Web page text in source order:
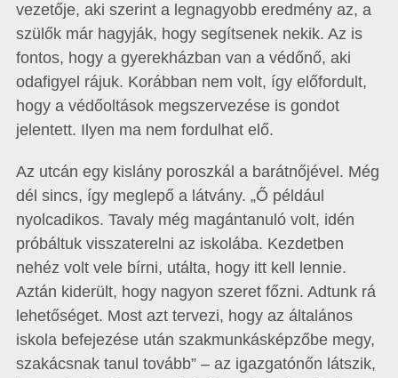
vezetője, aki szerint a legnagyobb eredmény az, a
szülők már hagyják, hogy segítsenek nekik. Az is
fontos, hogy a gyerekházban van a védőnő, aki
odafigyel rájuk. Korábban nem volt, így előfordult,
hogy a védőoltások megszervezése is gondot
jelentett. Ilyen ma nem fordulhat elő.
Az utcán egy kislány poroszkál a barátnőjével. Még
dél sincs, így meglepő a látvány. „Ő például
nyolcadikos. Tavaly még magántanuló volt, idén
próbáltuk visszaterelni az iskolába. Kezdetben
nehéz volt vele bírni, utálta, hogy itt kell lennie.
Aztán kiderült, hogy nagyon szeret főzni. Adtunk rá
lehetőséget. Most azt tervezi, hogy az általános
iskola befejezése után szakmunkásképzőbe megy,
szakácsnak tanul tovább” – az igazgatónőn látszik,